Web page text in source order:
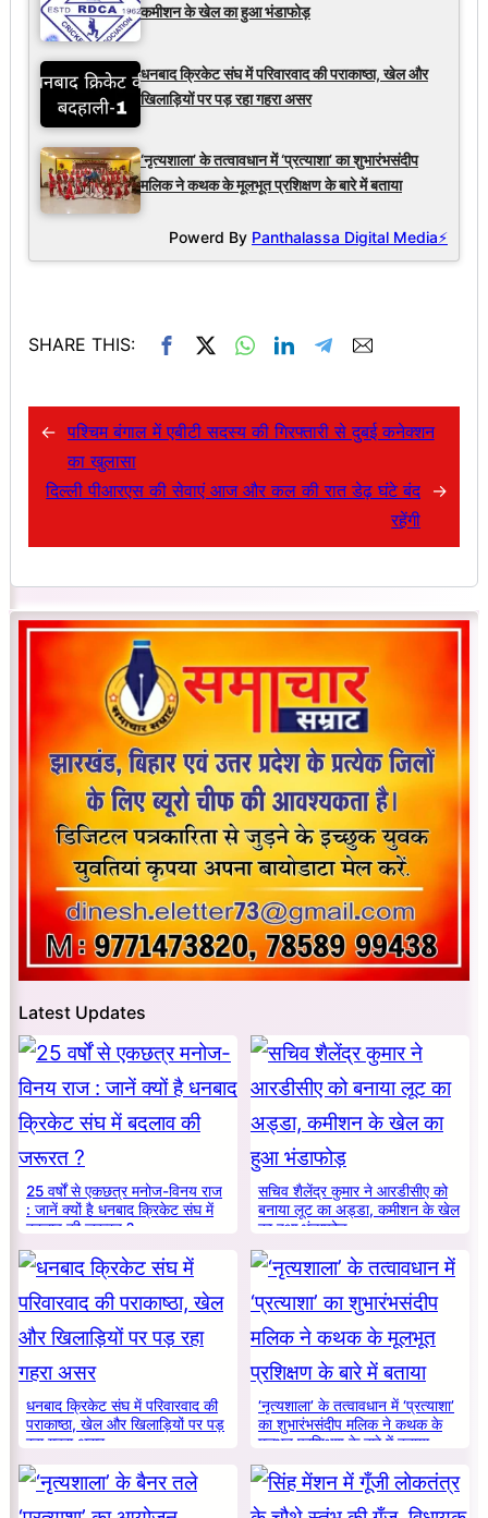
कमीशन के खेल का हुआ भंडाफोड़
धनबाद क्रिकेट संघ में परिवारवाद की पराकाष्ठा, खेल और
खिलाड़ियों पर पड़ रहा गहरा असर
‘नृत्यशाला’ के तत्वावधान में ‘प्रत्याशा’ का शुभारंभसंदीप
मलिक ने कथक के मूलभूत प्रशिक्षण के बारे में बताया
Powerd By Panthalassa Digital Media⚡
SHARE THIS:
← पश्चिम बंगाल में एबीटी सदस्य की गिरफ्तारी से दुबई कनेक्शन
का खुलासा
दिल्ली पीआरएस की सेवाएं आज और कल की रात डेढ़ घंटे बंद
रहेंगी
→
Latest Updates
25 वर्षों से एकछत्र मनोज-विनय राज
: जानें क्यों है धनबाद क्रिकेट संघ में
बदलाव की जरूरत ?
सचिव शैलेंद्र कुमार ने आरडीसीए को
बनाया लूट का अड्डा, कमीशन के खेल
का हुआ भंडाफोड़
धनबाद क्रिकेट संघ में परिवारवाद की
पराकाष्ठा, खेल और खिलाड़ियों पर पड़
रहा गहरा असर
‘नृत्यशाला’ के तत्वावधान में ‘प्रत्याशा’
का शुभारंभसंदीप मलिक ने कथक के
मूलभूत प्रशिक्षण के बारे में बताया